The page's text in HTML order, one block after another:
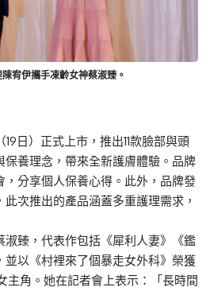
陳宥伊攜手凍齡女神蔡淑臻。
19日）正式上市，推出11款臉部與頭
保養理念，帶來全新護膚體驗。品牌
，分享個人保養心得。此外，品牌發
次推出的產品涵蓋多重護理需求，
淑臻，代表作包括《犀利人妻》《鑑
並以《村裡來了個暴走女外科》榮獲
主角。她在記者會上表示：「長時間